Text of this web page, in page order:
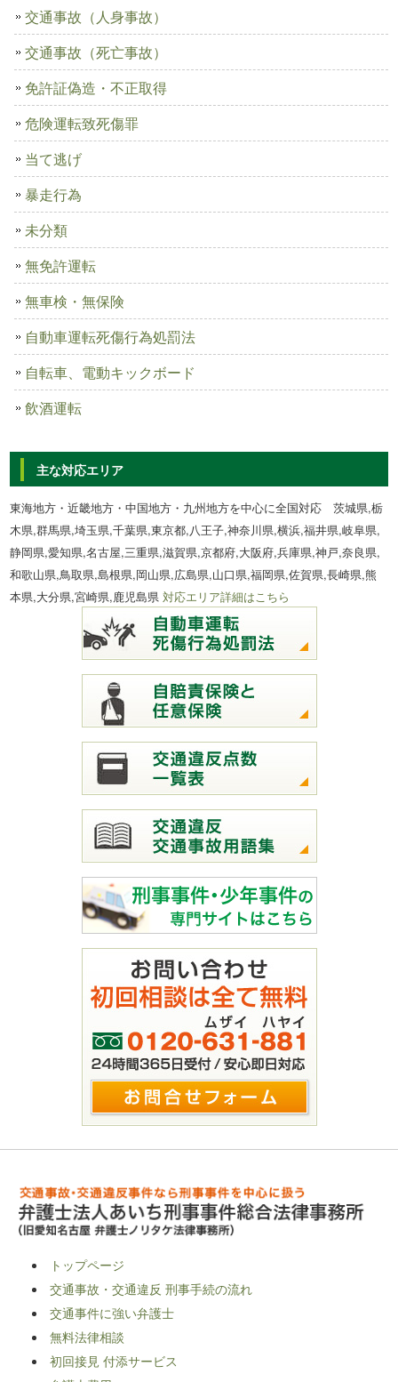
交通事故（人身事故）
交通事故（死亡事故）
免許証偽造・不正取得
危険運転致死傷罪
当て逃げ
暴走行為
未分類
無免許運転
無車検・無保険
自動車運転死傷行為処罰法
自転車、電動キックボード
飲酒運転
主な対応エリア
東海地方・近畿地方・中国地方・九州地方を中心に全国対応 茨城県,栃
木県,群馬県,埼玉県,千葉県,東京都,八王子,神奈川県,横浜,福井県,岐阜県,
静岡県,愛知県,名古屋,三重県,滋賀県,京都府,大阪府,兵庫県,神戸,奈良県,
和歌山県,鳥取県,島根県,岡山県,広島県,山口県,福岡県,佐賀県,長崎県,熊
本県,大分県,宮崎県,鹿児島県対応エリア詳細はこちら
トップページ
交通事故・交通違反 刑事手続の流れ
交通事件に強い弁護士
無料法律相談
初回接見 付添サービス